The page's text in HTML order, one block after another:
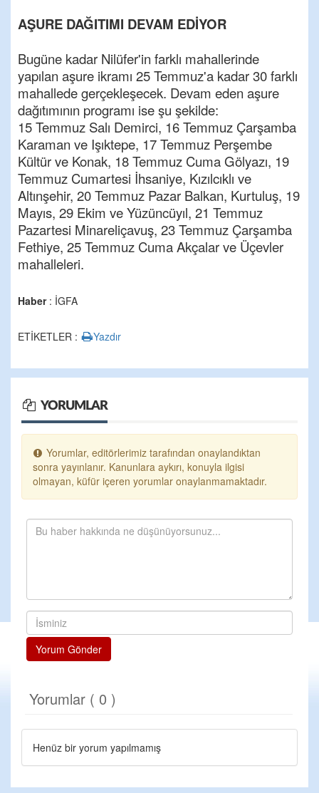
AŞURE DAĞITIMI DEVAM EDİYOR
Bugüne kadar Nilüfer'in farklı mahallerinde
yapılan aşure ikramı 25 Temmuz'a kadar 30 farklı
mahallede gerçekleşecek. Devam eden aşure
dağıtımının programı ise şu şekilde:
15 Temmuz Salı Demirci, 16 Temmuz Çarşamba
Karaman ve Işıktepe, 17 Temmuz Perşembe
Kültür ve Konak, 18 Temmuz Cuma Gölyazı, 19
Temmuz Cumartesi İhsaniye, Kızılcıklı ve
Altınşehir, 20 Temmuz Pazar Balkan, Kurtuluş, 19
Mayıs, 29 Ekim ve Yüzüncüyıl, 21 Temmuz
Pazartesi Minareliçavuş, 23 Temmuz Çarşamba
Fethiye, 25 Temmuz Cuma Akçalar ve Üçevler
mahalleleri.
Haber: İGFA
ETİKETLER : Yazdır
YORUMLAR
Yorumlar, editörlerimiz tarafından onaylandıktan
sonra yayınlanır. Kanunlara aykırı, konuyla ilgisi
olmayan, küfür içeren yorumlar onaylanmamaktadır.
Yorum Gönder
Yorumlar ( 0 )
Henüz bir yorum yapılmamış